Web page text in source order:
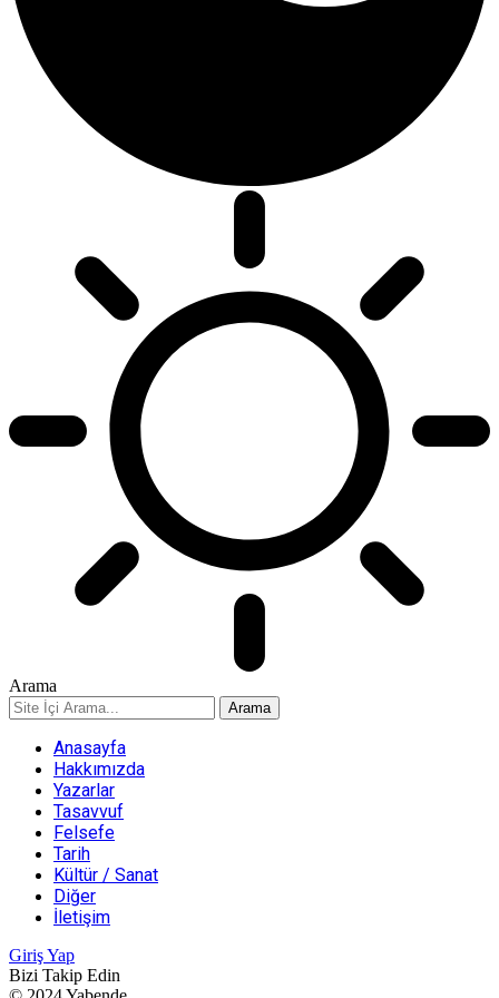
Arama
Anasayfa
Hakkımızda
Yazarlar
Tasavvuf
Felsefe
Tarih
Kültür / Sanat
Diğer
İletişim
Giriş Yap
Bizi Takip Edin